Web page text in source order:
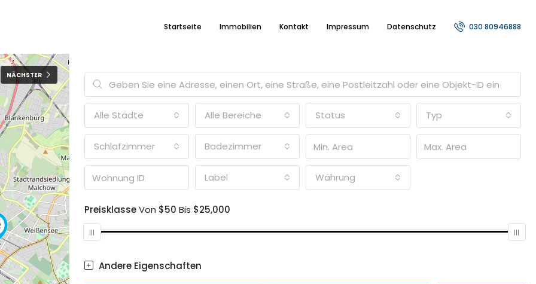
Startseite Immobilien Kontakt Impressum Datenschutz 030 80946888
NÄCHSTER
Alle Städte Alle Bereiche Status Typ
Schlafzimmer Badezimmer
Label Währung
PreisklasseVon $50 Bis $25,000
Andere Eigenschaften